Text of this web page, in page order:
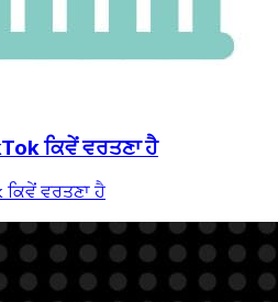
ਕਿਵੇਂ ਵਰਤਣਾ ਹੈ
ਵਰਤਣਾ ਹੈ